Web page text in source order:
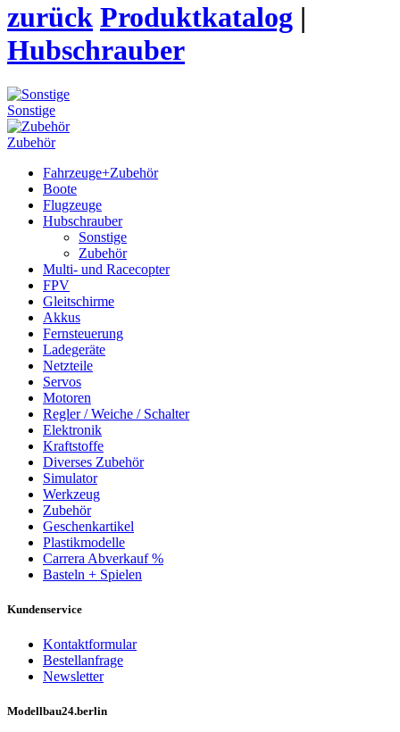
zurück Produktkatalog |
Hubschrauber
Sonstige
Zubehör
Fahrzeuge+Zubehör
Boote
Flugzeuge
Hubschrauber
Sonstige
Zubehör
Multi- und Racecopter
FPV
Gleitschirme
Akkus
Fernsteuerung
Ladegeräte
Netzteile
Servos
Motoren
Regler / Weiche / Schalter
Elektronik
Kraftstoffe
Diverses Zubehör
Simulator
Werkzeug
Zubehör
Geschenkartikel
Plastikmodelle
Carrera Abverkauf %
Basteln + Spielen
Kundenservice
Kontaktformular
Bestellanfrage
Newsletter
Modellbau24.berlin